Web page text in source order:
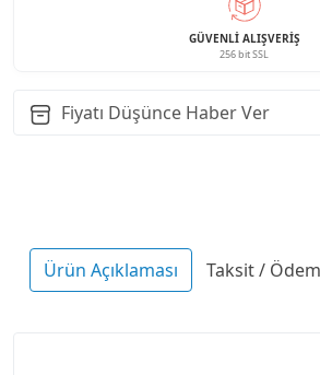
GÜVENLI ALIŞVERIŞ
256 bit SSL
Fiyatı Düşünce Haber Ver
Ürün Açıklaması Taksit /